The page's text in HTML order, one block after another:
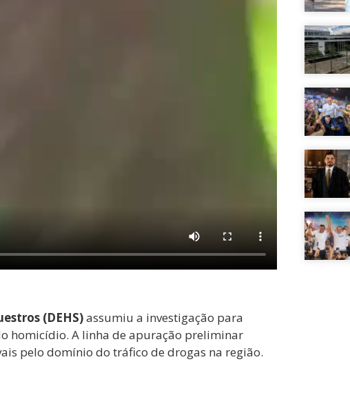
(DEHS)assumiu a investigação para
homicídio. A linha de apuração preliminar
pelo domínio do tráfico de drogas na região.